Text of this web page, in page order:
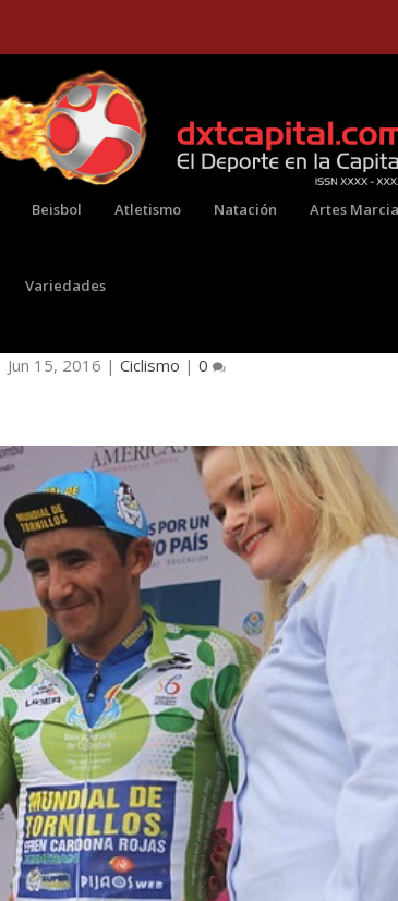
Beisbol Atletismo Natación Artes
Variedades
Jun 15, 2016 | Ciclismo | 0